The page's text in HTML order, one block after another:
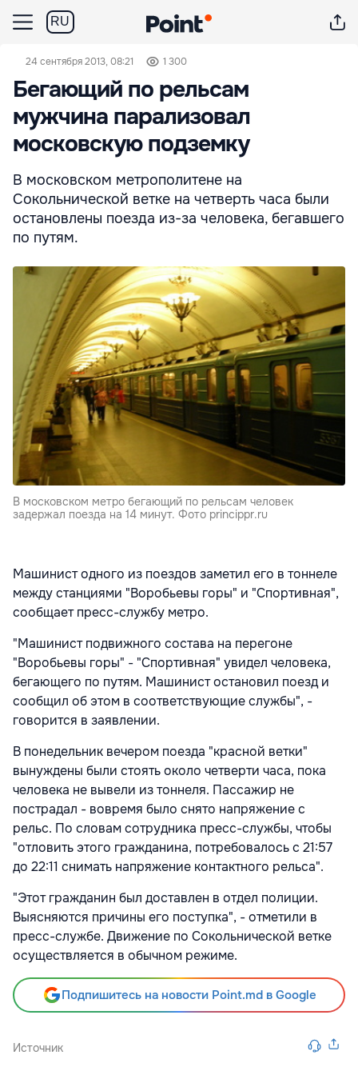
RU
24 сентября 2013, 08:21 1 300
Бегающий по рельсам
мужчина парализовал
московскую подземку
В московском метрополитене на
Сокольнической ветке на четверть часа были
остановлены поезда из-за человека, бегавшего
по путям.
В московском метро бегающий по рельсам человек
задержал поезда на 14 минут. Фото princippr.ru
Машинист одного из поездов заметил его в тоннеле
между станциями "Воробьевы горы" и "Спортивная",
сообщает пресс-службу метро.
"Машинист подвижного состава на перегоне
"Воробьевы горы" - "Спортивная" увидел человека,
бегающего по путям. Машинист остановил поезд и
сообщил об этом в соответствующие службы", -
говорится в заявлении.
В понедельник вечером поезда "красной ветки"
вынуждены были стоять около четверти часа, пока
человека не вывели из тоннеля. Пассажир не
пострадал - вовремя было снято напряжение с
рельс. По словам сотрудника пресс-службы, чтобы
"отловить этого гражданина, потребовалось с 21:57
до 22:11 снимать напряжение контактного рельса".
"Этот гражданин был доставлен в отдел полиции.
Выясняются причины его поступка", - отметили в
пресс-службе. Движение по Сокольнической ветке
осуществляется в обычном режиме.
Подпишитесь на новости Point.md в Google
Источник